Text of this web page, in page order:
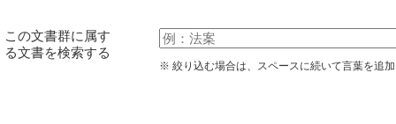
この文書群に属す
る文書を検索する
※ 絞り込む場合は、スペースに続いて言葉を追